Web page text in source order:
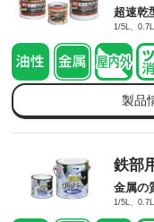
超速乾
1/5L、
製品
鉄部
金属の
1/5L、0.7L